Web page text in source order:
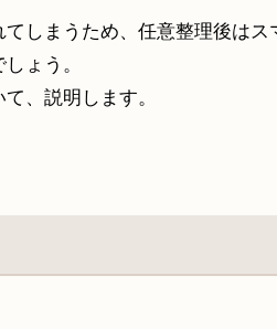
しまうため、任意整理後は
ょう。
、説明します。